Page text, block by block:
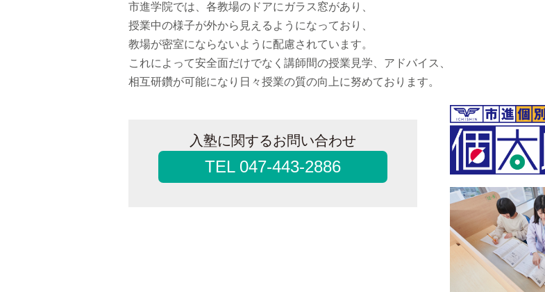
市進学院では、各教場のドアにガラス窓があり、
授業中の様子が外から見えるようになっており、
教場が密室にならないように配慮されています。
これによって安全面だけでなく講師間の授業見学、アドバイス、
相互研鑽が可能になり日々授業の質の向上に努めております。
入塾に関するお問い合わせ
TEL 047-443-2886